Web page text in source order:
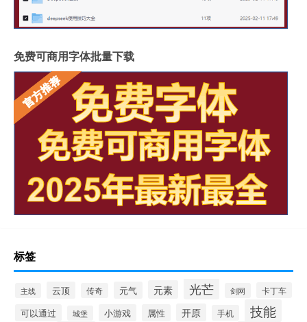
免费可商用字体批量下载
标签
主线 云顶 传奇 元气 元素 光芒 剑网 卡丁车
可以通过 城堡 小游戏 属性 开原 手机 技能